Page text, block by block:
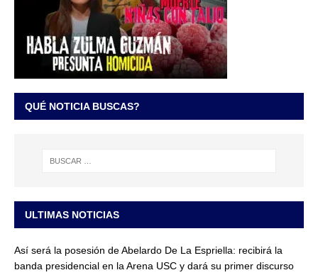
QUÉ NOTICIA BUSCAS?
ULTIMAS NOTICIAS
Así será la posesión de Abelardo De La Espriella: recibirá la
banda presidencial en la Arena USC y dará su primer discurso